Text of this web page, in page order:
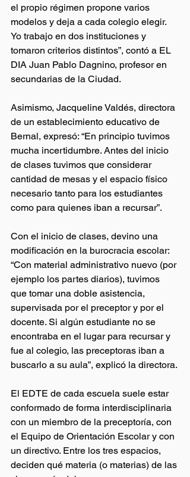
el propio régimen propone varios
modelos y deja a cada colegio elegir.
Yo trabajo en dos instituciones y
tomaron criterios distintos”, contó a EL
DIA Juan Pablo Dagnino, profesor en
secundarias de la Ciudad.
Asimismo, Jacqueline Valdés, directora
de un establecimiento educativo de
Bernal, expresó: “En principio tuvimos
mucha incertidumbre. Antes del inicio
de clases tuvimos que considerar
cantidad de mesas y el espacio físico
necesario tanto para los estudiantes
como para quienes iban a recursar”.
Con el inicio de clases, devino una
modificación en la burocracia escolar:
“Con material administrativo nuevo (por
ejemplo los partes diarios), tuvimos
que tomar una doble asistencia,
supervisada por el preceptor y por el
docente. Si algún estudiante no se
encontraba en el lugar para recursar y
fue al colegio, las preceptoras iban a
buscarlo a su aula”, explicó la directora.
El EDTE de cada escuela suele estar
conformado de forma interdisciplinaria
con un miembro de la preceptoría, con
el Equipo de Orientación Escolar y con
un directivo. Entre los tres espacios,
deciden qué materia (o materias) de las